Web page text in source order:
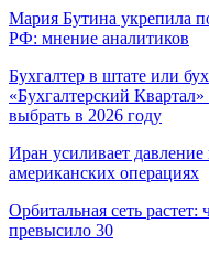
Мария Бутина укрепила
РФ: мнение аналитиков
Бухгалтер в штате или
«Бухгалтерский Квартал»
выбрать в 2026 году
Иран усиливает давление
американских операциях
Орбитальная сеть растет:
превысило 30